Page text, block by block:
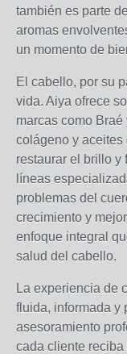
también es parte
aromas
un momento de
El cabello, por su
vida. Aiya ofrece
marcas como
colágeno y aceites
restaurar el brillo y
líneas
problemas del
crecimiento y
enfoque integral
salud del cabello.
La experiencia de
fluida, informada y
asesoramiento
cada cliente